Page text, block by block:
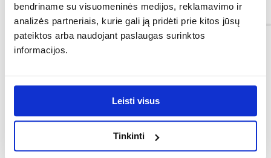
bendriname su visuomeninės medijos, reklamavimo ir
analizės partneriais, kurie gali ją pridėti prie kitos jūsų
pateiktos arba naudojant paslaugas surinktos
informacijos.
Leisti visus
Tinkinti
Informacija
Spalva:
apvalus